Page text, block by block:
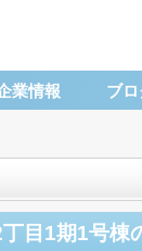
業情報 ブロ
目1期1号棟